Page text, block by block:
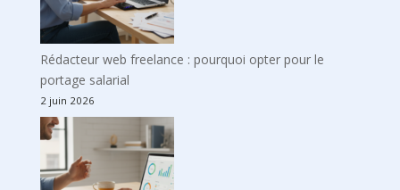
Rédacteur web freelance : pourquoi opter pour le
portage salarial
2 juin 2026